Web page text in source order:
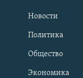
Новости
Политика
Общество
Экономика